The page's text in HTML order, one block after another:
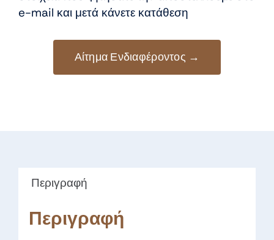
e-mail και μετά κάνετε κατάθεση
Αίτημα Ενδιαφέροντος →
Περιγραφή
Περιγραφή